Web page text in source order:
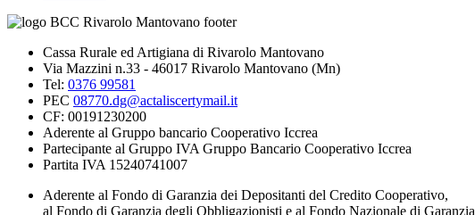
Cassa Rurale ed Artigiana di Rivarolo Mantovano
Via Mazzini n.33 - 46017 Rivarolo Mantovano (Mn)
Tel: 0376 99581
PEC 08770.dg@actaliscertymail.it
CF: 00191230200
Aderente al Gruppo bancario Cooperativo Iccrea
Partecipante al Gruppo IVA Gruppo Bancario Cooperativo Iccrea
Partita IVA 15240741007
Aderente al Fondo di Garanzia dei Depositanti del Credito Cooperativo,
al Fondo di Garanzia degli Obbligazionisti e al Fondo Nazionale di Garanzia